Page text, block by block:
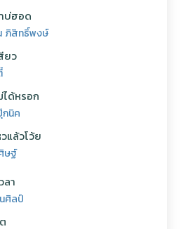
บ่ฮอด
ภิสิทธิ์พงษ์
ยว
ได้หรอก
นิค
แล้วโว้ย
ษฐ์
ลา
ศิลป์